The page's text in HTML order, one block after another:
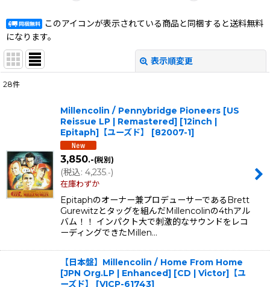
このアイコンが表示されている商品と同梱すると送料無料
になります。
表示順変更
並び順:
28件
Millencolin / Pennybridge Pioneers [US
Reissue LP | Remastered] [12inch |
Epitaph]【ユーズド】
[82007-1]
3,850.-(税別)
(税込: 4,235.-)
在庫わずか
Epitaphのオーナー兼プロデューサーであるBrett
Gurewitzとタッグを組んだMillencolinの4thアル
バム！！ インパクト大で刺激的なサウンドをレコ
ーディングできたMillen…
【日本盤】Millencolin / Home From Home
[JPN Org.LP | Enhanced] [CD | Victor]【ユ
ーズド】
[VICP-61743]